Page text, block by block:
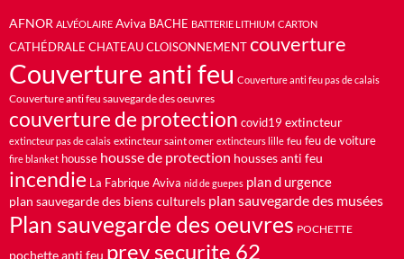
AFNOR ALVÉOLAIRE Aviva BACHE BATTERIE LITHIUM CARTON
CATHÉDRALE CHATEAU CLOISONNEMENT couverture
Couverture anti feu Couverture anti feu pas de calais
Couverture anti feu sauvegarde des oeuvres
couverture de protection covid19 extincteur
extincteur pas de calais extincteur saint omer extincteurs lille feu feu de voiture
fire blanket housse housse de protection housses anti feu
incendie La Fabrique Aviva nid de guepes plan d urgence
plan sauvegarde des biens culturels plan sauvegarde des musées
Plan sauvegarde des oeuvres POCHETTE
pochette anti feu prev securite 62